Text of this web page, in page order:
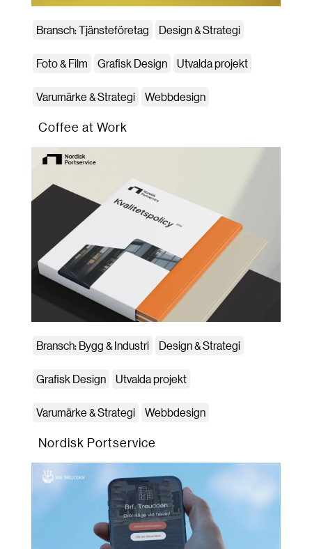
Bransch: Tjänsteföretag Design & Strategi
Foto & Film Grafisk Design Utvalda projekt
Varumärke & Strategi Webbdesign
Coffee at Work
Bransch: Bygg & Industri Design & Strategi
Grafisk Design Utvalda projekt
Varumärke & Strategi Webbdesign
Nordisk Portservice